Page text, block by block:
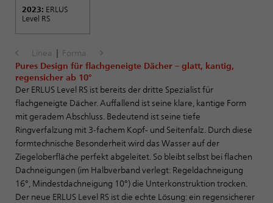
2023: ERLUS
Level RS
Linea | Forma
Pures Design für flachgeneigte Dächer – glatt, kantig,
regensicher ab 10°
Der ERLUS Level RS ist bereits der dritte Spezialist für
flachgeneigte Dächer. Auffallend ist seine klare, kantige Form
mit geradem Abschluss. Bedeutend ist seine tiefe
Ringverfalzung mit 3-fachem Kopf- und Seitenfalz. Durch diese
formtechnische Besonderheit wird das Wasser auf der
Ziegeloberfläche perfekt abgeleitet. So bleibt selbst bei flachen
Dachneigungen (im Halbverband verlegt: Regeldachneigung
16°, Mindestdachneigung 10°) die Unterkonstruktion trocken.
Der neue ERLUS Level RS ist die echte Lösung: ein regensicherer